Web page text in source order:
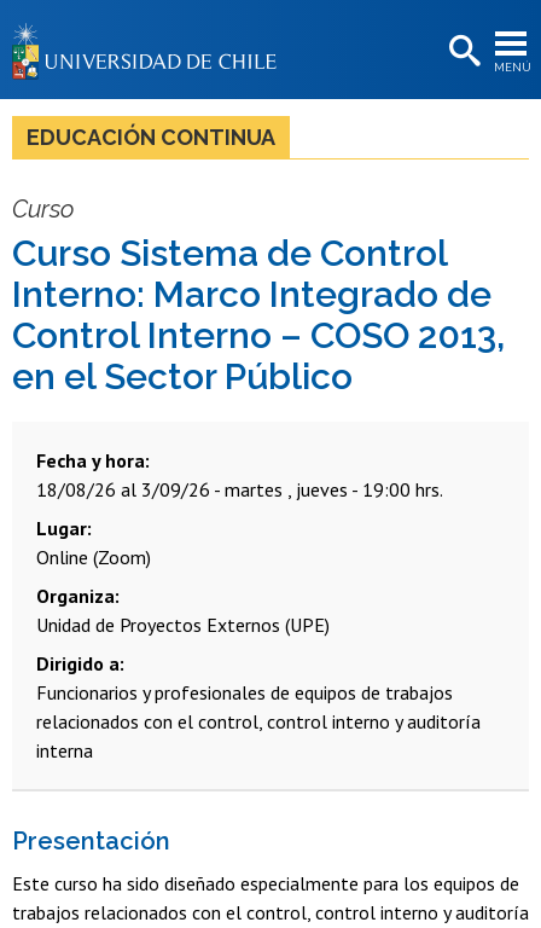
MENÚ
BIBLIOTECAS
LA UNIVERSIDAD
Académicas/os
Funcionarias/os
Egresadas/os
EDUCACIÓN CONTINUA
Curso
Curso Sistema de Control
Interno: Marco Integrado de
Control Interno – COSO 2013,
en el Sector Público
Fecha y hora
18/08/26 al 3/09/26 - martes , jueves - 19:00 hrs.
Lugar
Online (Zoom)
Organiza
Unidad de Proyectos Externos (UPE)
Dirigido a
Funcionarios y profesionales de equipos de trabajos
relacionados con el control, control interno y auditoría
interna
Presentación
Este curso ha sido diseñado especialmente para los equipos de
trabajos relacionados con el control, control interno y auditoría